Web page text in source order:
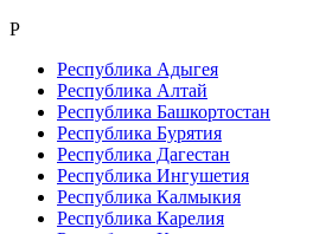
Р
Республика Адыгея
Республика Алтай
Республика Башкортостан
Республика Бурятия
Республика Дагестан
Республика Ингушетия
Республика Калмыкия
Республика Карелия